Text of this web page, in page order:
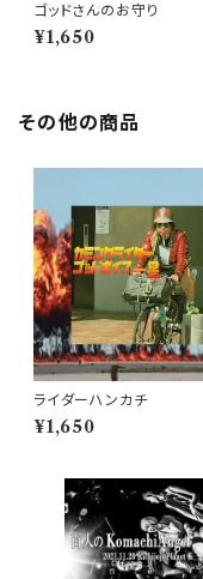
ゴッドさんのお守り
¥1,650
その他の商品
ライダーハンカチ
¥1,650